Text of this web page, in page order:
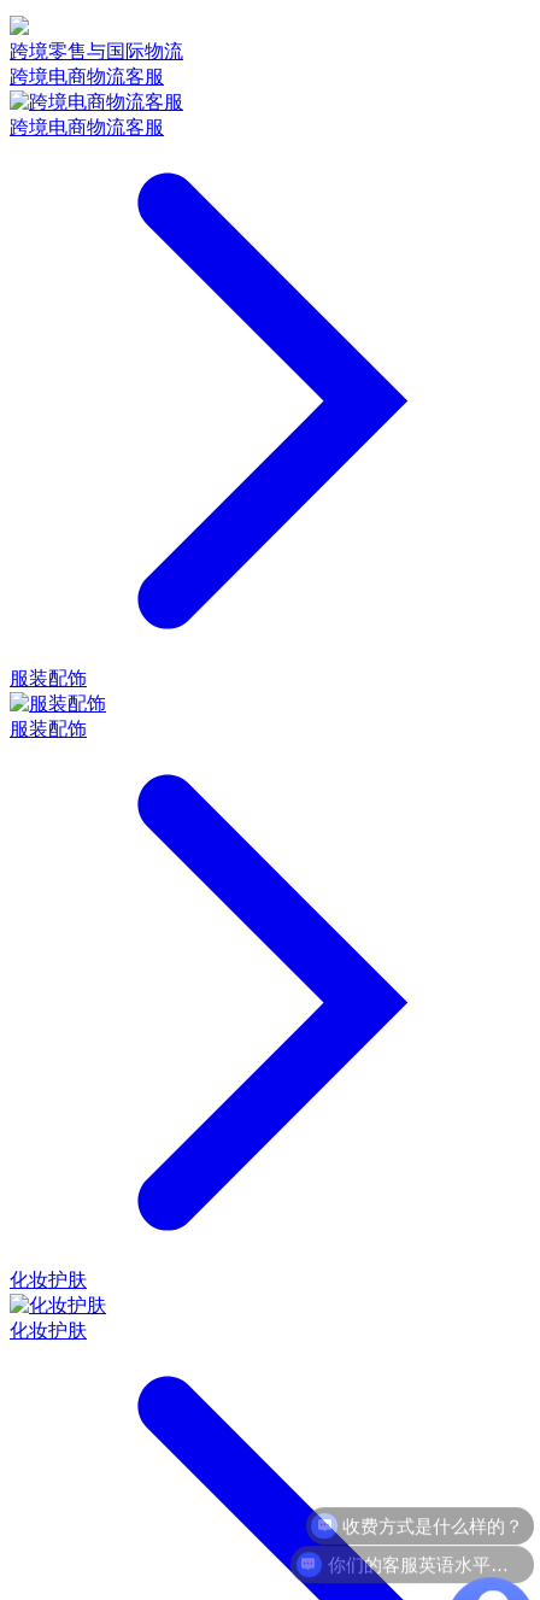
跨境零售与国际物流
跨境电商物流客服
跨境电商物流客服
服装配饰
服装配饰
化妆护肤
化妆护肤
你们的客服英语水平怎么样？